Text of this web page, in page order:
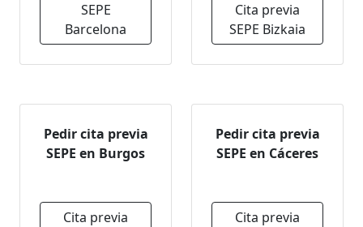
SEPE
Barcelona
Cita previa
SEPE Bizkaia
Pedir cita previa
SEPE en Burgos
Cita previa
Pedir cita previa
SEPE en Cáceres
Cita previa